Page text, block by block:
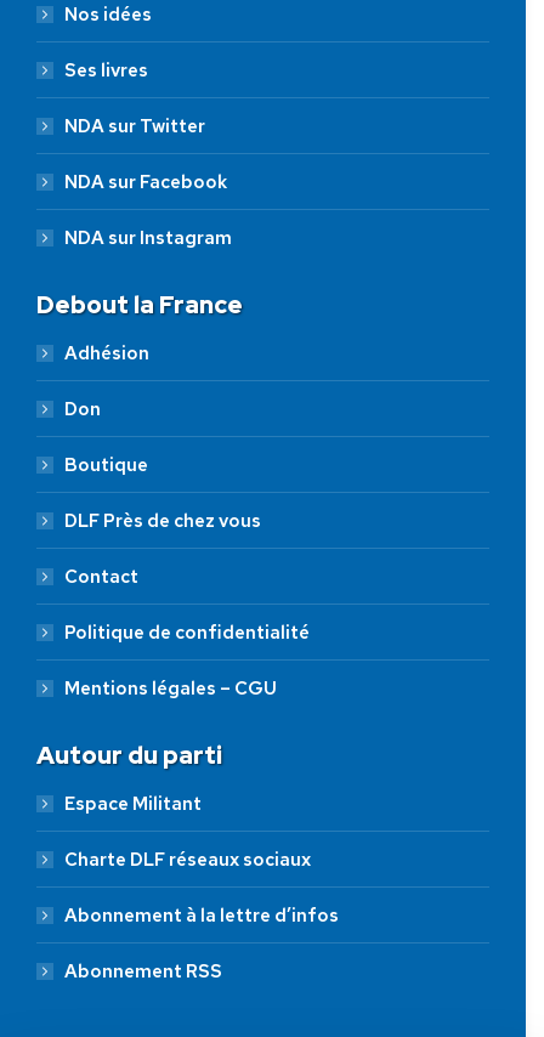
Nos idées
Ses livres
NDA sur Twitter
NDA sur Facebook
NDA sur Instagram
Debout la France
Adhésion
Don
Boutique
DLF Près de chez vous
Contact
Politique de confidentialité
Mentions légales – CGU
Autour du parti
Espace Militant
Charte DLF réseaux sociaux
Abonnement à la lettre d’infos
Abonnement RSS